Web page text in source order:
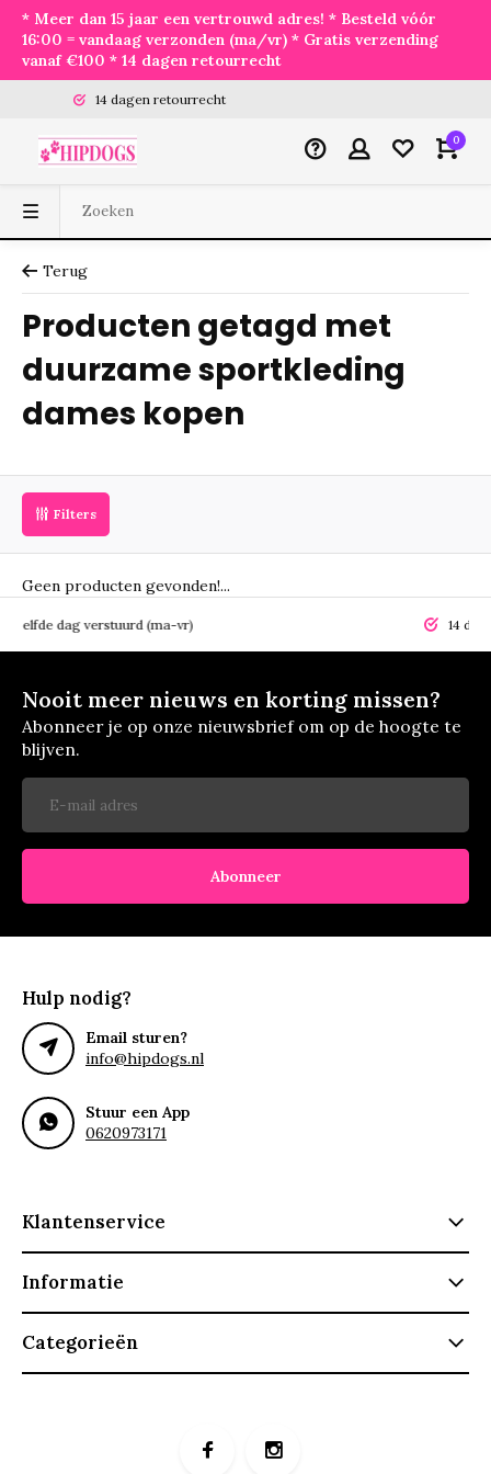
* Meer dan 15 jaar een vertrouwd adres! * Besteld vóór
16:00 = vandaag verzonden (ma/vr) * Gratis verzending
vanaf €100 * 14 dagen retourrecht
14 dagen retourrecht
0
Terug
Producten getagd met
duurzame sportkleding
dames kopen
Filters
Geen producten gevonden!...
dag verstuurd (ma-vr) 14 dagen
Nooit meer nieuws en korting missen?
Abonneer je op onze nieuwsbrief om op de hoogte te
blijven.
Abonneer
Hulp nodig?
Email sturen?
info@hipdogs.nl
Stuur een App
0620973171
Klantenservice
Informatie
Categorieën